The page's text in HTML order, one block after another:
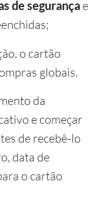
de segurança e
o cartão
globais.
da
e começar
de recebê-lo
data de
o cartão